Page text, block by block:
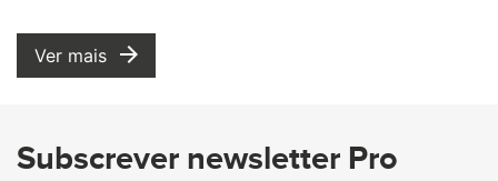
Ver mais
Subscrever newsletter Pro